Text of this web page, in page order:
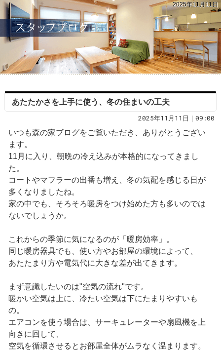
2025年11月11日
あたたかさを上手に使う、冬の住まいの工夫
2025年11月11日｜09:00
いつも森の家ブログをご覧いただき、ありがとうござい
ます。
11月に入り、朝晩の冷え込みが本格的になってきまし
た。
コートやマフラーの出番も増え、冬の気配を感じる日が
多くなりましたね。
家の中でも、そろそろ暖房をつけ始めた方も多いのでは
ないでしょうか。
これからの季節に気になるのが「暖房効率」。
同じ暖房器具でも、使い方やお部屋の環境によって、
あたたまり方や電気代に大きな差が出てきます。
まず意識したいのは"空気の流れ"です。
暖かい空気は上に、冷たい空気は下にたまりやすいも
の。
エアコンを使う場合は、サーキュレーターや扇風機を上
向きに回して、
空気を循環させるとお部屋全体がムラなく温まります。